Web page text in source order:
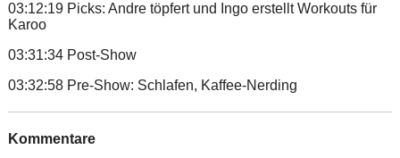
03:12:19 Picks: Andre töpfert und Ingo erstellt Workouts für
Karoo
03:31:34 Post-Show
03:32:58 Pre-Show: Schlafen, Kaffee-Nerding
Kommentare